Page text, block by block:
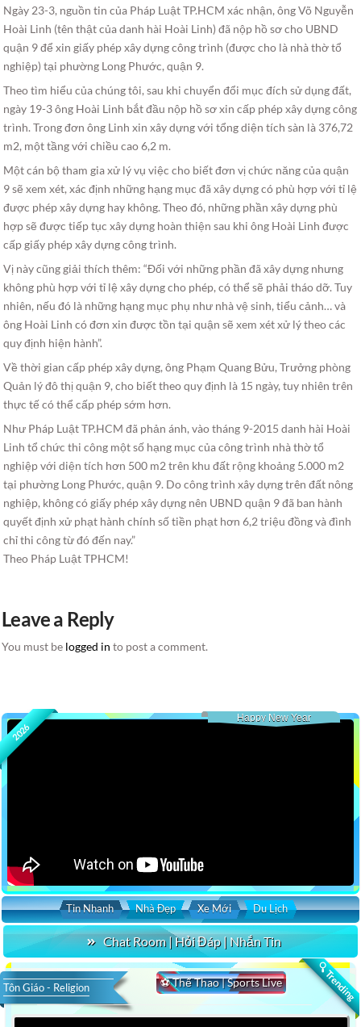
Ngày 23-3, nguồn tin của Pháp Luật TP.HCM xác nhận, ông Võ Nguyễn
Hoài Linh (tên thật của danh hài Hoài Linh) đã nộp hồ sơ cho UBND
quận 9 để xin giấy phép xây dựng công trình (được cho là nhà thờ tổ
nghiệp) tại phường Long Phước, quận 9.
Theo tìm hiểu của chúng tôi, sau khi chuyển đổi mục đích sử dụng đất,
ngày 19-3 ông Hoài Linh bắt đầu nộp hồ sơ xin cấp phép xây dựng công
trình. Trong đơn ông Linh xin xây dựng với tổng diện tích sàn là 376,72
m2, một tầng với chiều cao 6,2 m.
Một cán bộ tham gia xử lý vụ việc cho biết đơn vị chức năng của quận
9 sẽ xem xét, xác định những hạng mục đã xây dựng có phù hợp với tỉ lệ
được phép xây dựng hay không. Theo đó, những phần xây dựng phù
hợp sẽ được tiếp tục xây dựng hoàn thiện sau khi ông Hoài Linh được
cấp giấy phép xây dựng công trình.
Vị này cũng giải thích thêm: “Đối với những phần đã xây dựng nhưng
không phù hợp với tỉ lệ xây dựng cho phép, có thể sẽ phải tháo dỡ. Tuy
nhiên, nếu đó là những hạng mục phụ như nhà vệ sinh, tiểu cảnh… và
ông Hoài Linh có đơn xin được tồn tại quận sẽ xem xét xử lý theo các
quy định hiện hành”.
Về thời gian cấp phép xây dựng, ông Phạm Quang Bửu, Trưởng phòng
Quản lý đô thị quận 9, cho biết theo quy định là 15 ngày, tuy nhiên trên
thực tế có thể cấp phép sớm hơn.
Như Pháp Luật TP.HCM đã phản ánh, vào tháng 9-2015 danh hài Hoài
Linh tổ chức thi công một số hạng mục của công trình nhà thờ tổ
nghiệp với diện tích hơn 500 m2 trên khu đất rộng khoảng 5.000 m2
tại phường Long Phước, quận 9. Do công trình xây dựng trên đất nông
nghiệp, không có giấy phép xây dựng nên UBND quận 9 đã ban hành
quyết định xử phạt hành chính số tiền phạt hơn 6,2 triệu đồng và đình
chỉ thi công từ đó đến nay.”
Theo Pháp Luật TPHCM!
Leave a Reply
You must be logged in to post a comment.
2026
Happy New Year
Tin Nhanh Nhà Đẹp Xe Mới Du Lịch
Chat Room | Hỏi Đáp | Nhắn Tin
🔍 Trending
⚽ Thể Thao | Sports Live
Tôn Giáo - Religion